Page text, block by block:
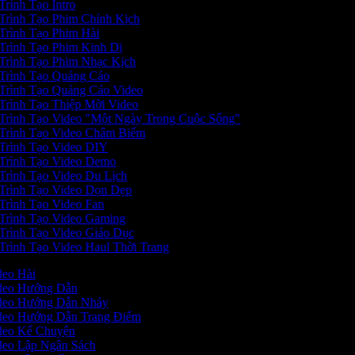
Tạo Intro
Tạo Phim Chính Kịch
Tạo Phim Hài
Tạo Phim Kinh Dị
Tạo Phim Nhạc Kịch
Tạo Quảng Cáo
Tạo Quảng Cáo Video
Tạo Thiệp Mời Video
Tạo Video "Một Ngày Trong Cuộc Sống"
Tạo Video Châm Biếm
Tạo Video DIY
Tạo Video Demo
Tạo Video Du Lịch
Tạo Video Dọn Dẹp
Tạo Video Fan
Tạo Video Gaming
Tạo Video Giáo Dục
Tạo Video Haul Thời Trang
Hài
Hướng Dẫn
Hướng Dẫn Nhảy
Hướng Dẫn Trang Điểm
Kể Chuyện
Lập Ngân Sách